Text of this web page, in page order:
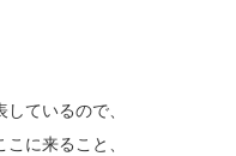
ているので、
に来ること、